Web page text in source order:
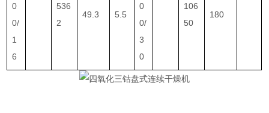
0
0/
1
6
536
2
49.3 5.5
0
0/
3
0
106
50
180